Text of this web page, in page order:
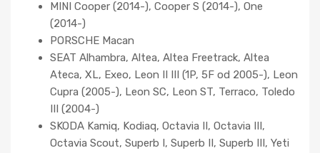
MINI Cooper (2014-), Cooper S (2014-), One
(2014-)
PORSCHE Macan
SEAT Alhambra, Altea, Altea Freetrack, Altea
Ateca, XL, Exeo, Leon II III (1P, 5F od 2005-), Leon
Cupra (2005-), Leon SC, Leon ST, Terraco, Toledo
III (2004-)
SKODA Kamiq, Kodiaq, Octavia II, Octavia III,
Octavia Scout, Superb I, Superb II, Superb III, Yeti